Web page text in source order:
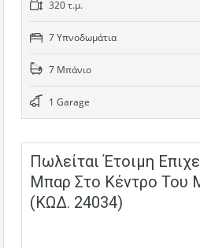
320 τ.μ.
7 Υπνοδωμάτια
7 Μπάνιο
1 Garage
Πωλείται Έτοιμη
Μπαρ Στο Κέντρο Του
(ΚΩΔ. 24034)